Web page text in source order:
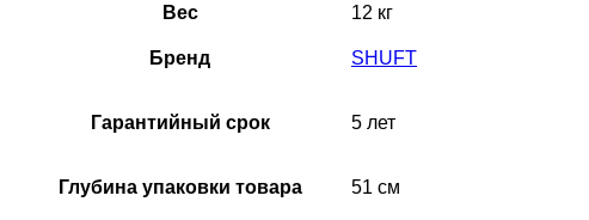
Вес 12 кг
Бренд SHUFT
Гарантийный срок 5 лет
Глубина упаковки товара 51 см